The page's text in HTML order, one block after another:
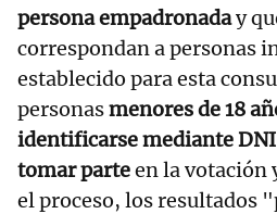
persona empadronaday
correspondan a personas
establecido para esta
personasmenores de 18
identificarse mediante
tomar parteen la votación
el proceso, los resultados